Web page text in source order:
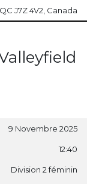
J7Z 4V2, Canada
9 Novembre 2025
12:40
Division 2 féminin